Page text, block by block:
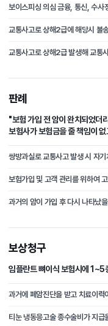
판례
"보험 가입 전 암이 완치되었더
보험사가 보험금을 줄 책임이
보상청구
임플란트 뼈이식 보험시에 1~5
티눈 냉동응고술 종수술비가 지